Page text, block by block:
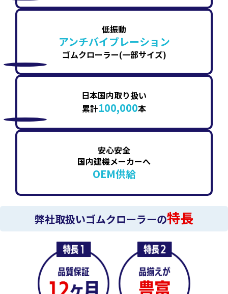
低振動
アンチバイブレーション
ゴムクローラー(一部サイズ)
日本国内取り扱い
累計100,000本
安心安全
国内建機メーカーへ
OEM供給
弊社取扱いゴムクローラーの特長